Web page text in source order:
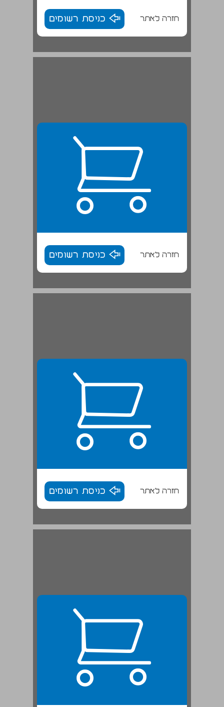
חזרה לאתר כניסת רשומים
חזרה לאתר כניסת רשומים
חזרה לאתר כניסת רשומים
ר' שמואל החסיד בר' קלונימוס הזקן מאת אברהם עפשטיין ... 25